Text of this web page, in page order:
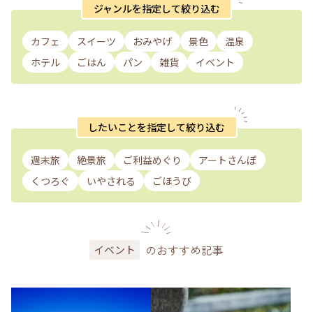
ジャンルを指定して絞り込む
カフェ スイーツ おみやげ 景色
温泉
ホテル
ごはん パン 雑貨 イベント
したいことを指定して絞り込む
週末旅 絶景旅 ご利益めぐり
アートさんぽ
くつろぐ
いやされる ごほうび
イベント のおすすめ記事